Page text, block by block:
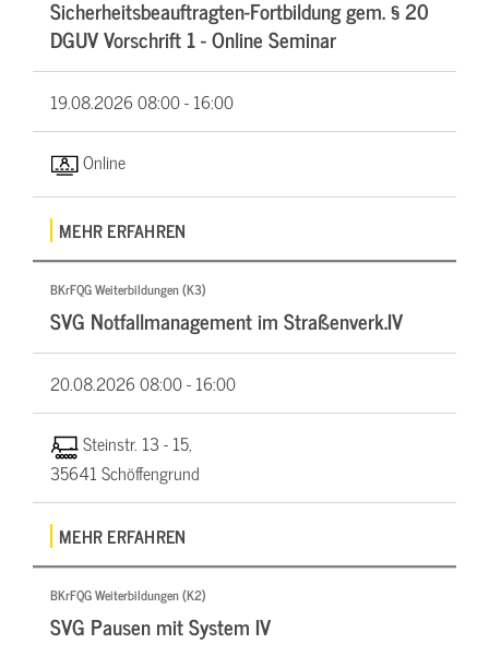
Sicherheitsbeauftragten-Fortbildung gem. § 20
DGUV Vorschrift 1 - Online Seminar
19.08.202608:00 - 16:00
Online
MEHR ERFAHREN
BKrFQG Weiterbildungen (K3)
SVG Notfallmanagement im Straßenverk.IV
20.08.202608:00 - 16:00
Steinstr. 13 - 15,
35641 Schöffengrund
MEHR ERFAHREN
BKrFQG Weiterbildungen (K2)
SVG Pausen mit System IV